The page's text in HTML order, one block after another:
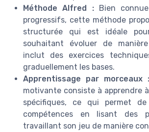
Méthode Alfred :Bien
progressifs, cette méthode
structurée qui est idéale
souhaitant évoluer de
inclut des exercices
graduellement les bases.
Apprentissage par morceaux :
motivante consiste à apprendre
spécifiques, ce qui permet de
compétences en lisant des
travaillant son jeu de manière